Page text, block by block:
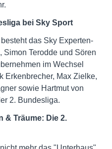
bei Sky Sport
das Sky Experten-
Simon Terodde und Sören
im Wechsel
Erkenbrecher, Max Zielke,
sowie Hartmut von
2. Bundesliga.
& Träume: Die 2.